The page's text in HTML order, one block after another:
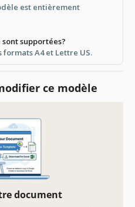
est entièrement
supportées?
A4 et Lettre US.
ce modèle
document